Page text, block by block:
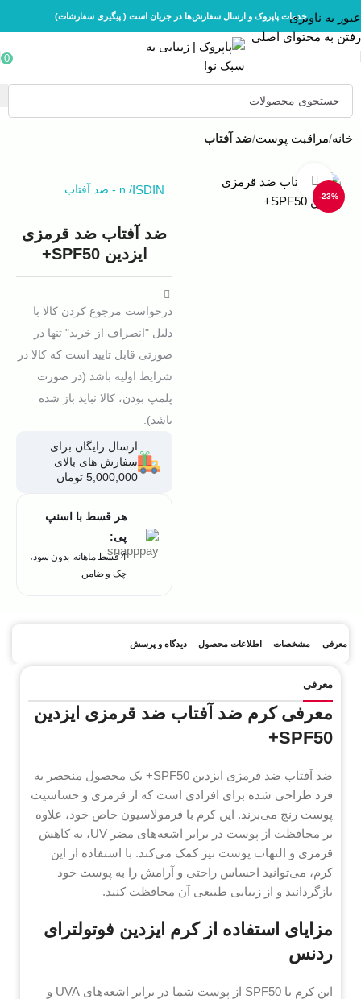
عبور به ناوبری
رفتن به محتوای اصلی
خدمات پاپروک و ارسال سفارش‌ها در جریان است ( پیگیری سفارشات)
0
خانه مراقبت پوست ضد آفتاب
-23%
بزرگنمایی تصویر
ISDIN
/
n
- ضد آفتاب
ضد آفتاب ضد قرمزی
ایزدین SPF50+
درخواست مرجوع کردن کالا با
دلیل "انصراف از خرید" تنها در
صورتی قابل تایید است که کالا در
شرایط اولیه باشد (در صورت
پلمپ بودن، کالا نباید باز شده
باشد).
ارسال رایگان برای
سفارش های بالای
5,000,000 تومان
هر قسط با اسنپ
پی:
4 قسط ماهانه. بدون سود،
چک و ضامن.
معرفی مشخصات اطلاعات محصول دیدگاه و پرسش
معرفی
معرفی کرم ضد آفتاب ضد قرمزی ایزدین
SPF50+
ضد آفتاب ضد قرمزی ایزدین SPF50+ یک محصول منحصر به
فرد طراحی شده برای افرادی است که از قرمزی و حساسیت
پوست رنج می‌برند. این کرم با فرمولاسیون خاص خود، علاوه
بر محافظت از پوست در برابر اشعه‌های مضر UV، به کاهش
قرمزی و التهاب پوست نیز کمک می‌کند. با استفاده از این
کرم، می‌توانید احساس راحتی و آرامش را به پوست خود
بازگردانید و از زیبایی طبیعی آن محافظت کنید.
مزایای استفاده از کرم ایزدین فوتولترای
ردنس
این کرم با SPF50 از پوست شما در برابر اشعه‌های UVA و